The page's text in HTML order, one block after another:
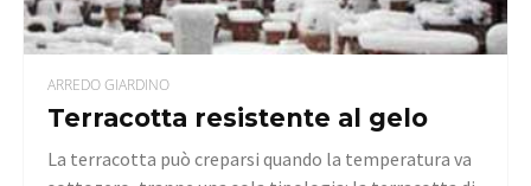
ARREDO GIARDINO
Terracotta resistente al gelo
La terracotta può creparsi quando la temperatura va